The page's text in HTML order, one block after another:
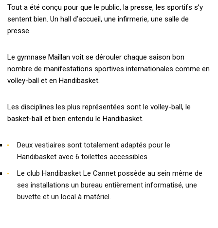
Tout a été conçu pour que le public, la presse, les sportifs s’y
sentent bien. Un hall d’accueil, une infirmerie, une salle de
presse.
Le gymnase Maillan voit se dérouler chaque saison bon
nombre de manifestations sportives internationales comme en
volley-ball et en Handibasket.
Les disciplines les plus représentées sont le volley-ball, le
basket-ball et bien entendu le Handibasket.
Deux vestiaires sont totalement adaptés pour le
Handibasket avec 6 toilettes accessibles
Le club Handibasket Le Cannet possède au sein même de
ses installations un bureau entièrement informatisé, une
buvette et un local à matériel.